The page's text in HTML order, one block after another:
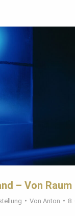
– Von Raum
Von Anton 8.